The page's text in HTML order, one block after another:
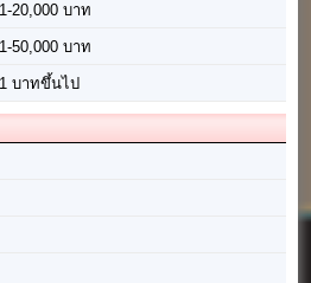
20,000 บาท
50,000 บาท
บาทขึ้นไป